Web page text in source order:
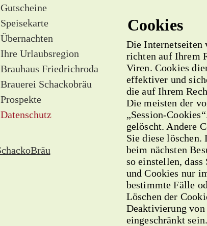
Gutscheine
Speisekarte
Übernachten
Ihre Urlaubsregion
Brauhaus Friedrichroda
Brauerei Schackobräu
Prospekte
Datenschutz
Cookies
Die Internetseiten
richten auf Ihrem
Viren. Cookies
effektiver und
die auf Ihrem
Die meisten der
„Session-
gelöscht. Andere
Sie diese
beim nächsten
so einstellen,
und Cookies nur
bestimmte Fälle
Löschen der
Deaktivierung
eingeschränkt sein.